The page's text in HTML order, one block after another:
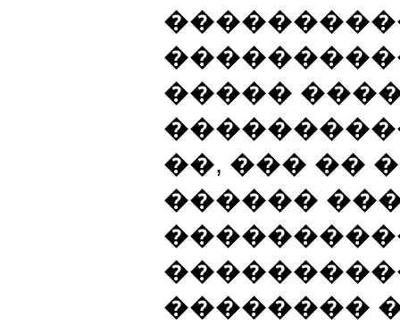
�����
��, ��� ��
������
��������